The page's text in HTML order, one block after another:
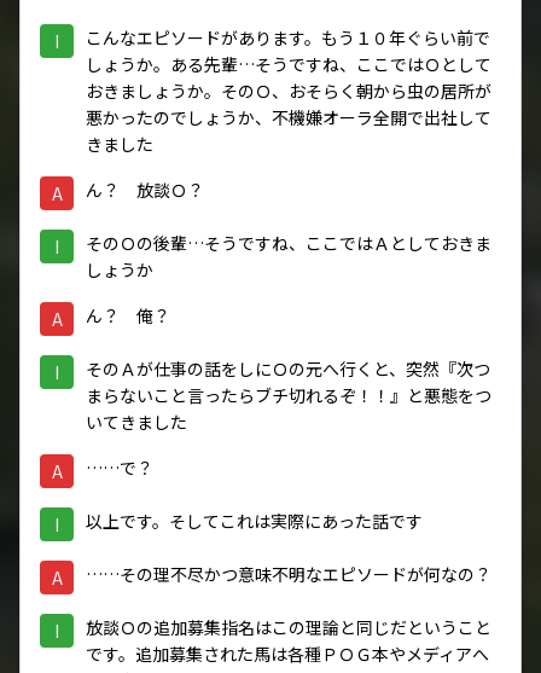
I
こんなエピソードがあります。もう１０年ぐらい前で
しょうか。ある先輩…そうですね、ここではＯとして
おきましょうか。そのＯ、おそらく朝から虫の居所が
悪かったのでしょうか、不機嫌オーラ全開で出社して
きました
A ん？ 放談Ｏ？
I
そのＯの後輩…そうですね、ここではＡとしておきま
しょうか
A ん？ 俺？
I
そのＡが仕事の話をしにＯの元へ行くと、突然『次つ
まらないこと言ったらブチ切れるぞ！！』と悪態をつ
いてきました
A ……で？
I 以上です。そしてこれは実際にあった話です
A ……その理不尽かつ意味不明なエピソードが何なの？
I
放談Ｏの追加募集指名はこの理論と同じだということ
です。追加募集された馬は各種ＰＯＧ本やメディアへ